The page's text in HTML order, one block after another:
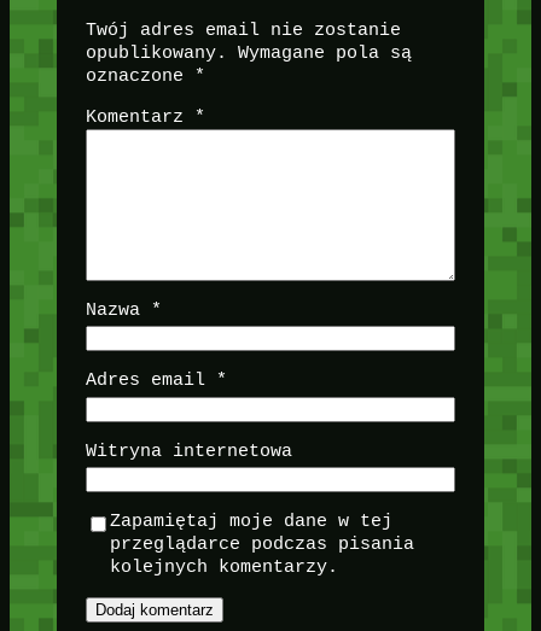
Twój adres email nie zostanie
opublikowany.
Wymagane pola są
oznaczone
*
Komentarz *
Nazwa *
Adres email *
Witryna internetowa
Zapamiętaj moje dane w tej
przeglądarce podczas pisania
kolejnych komentarzy.